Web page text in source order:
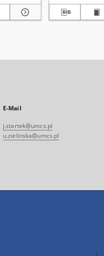
E-Mail
j.startek@umcs.pl
u.zielinska@umcs.pl